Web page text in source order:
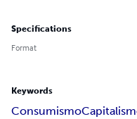
Specifications
Format
Keywords
Consumismo